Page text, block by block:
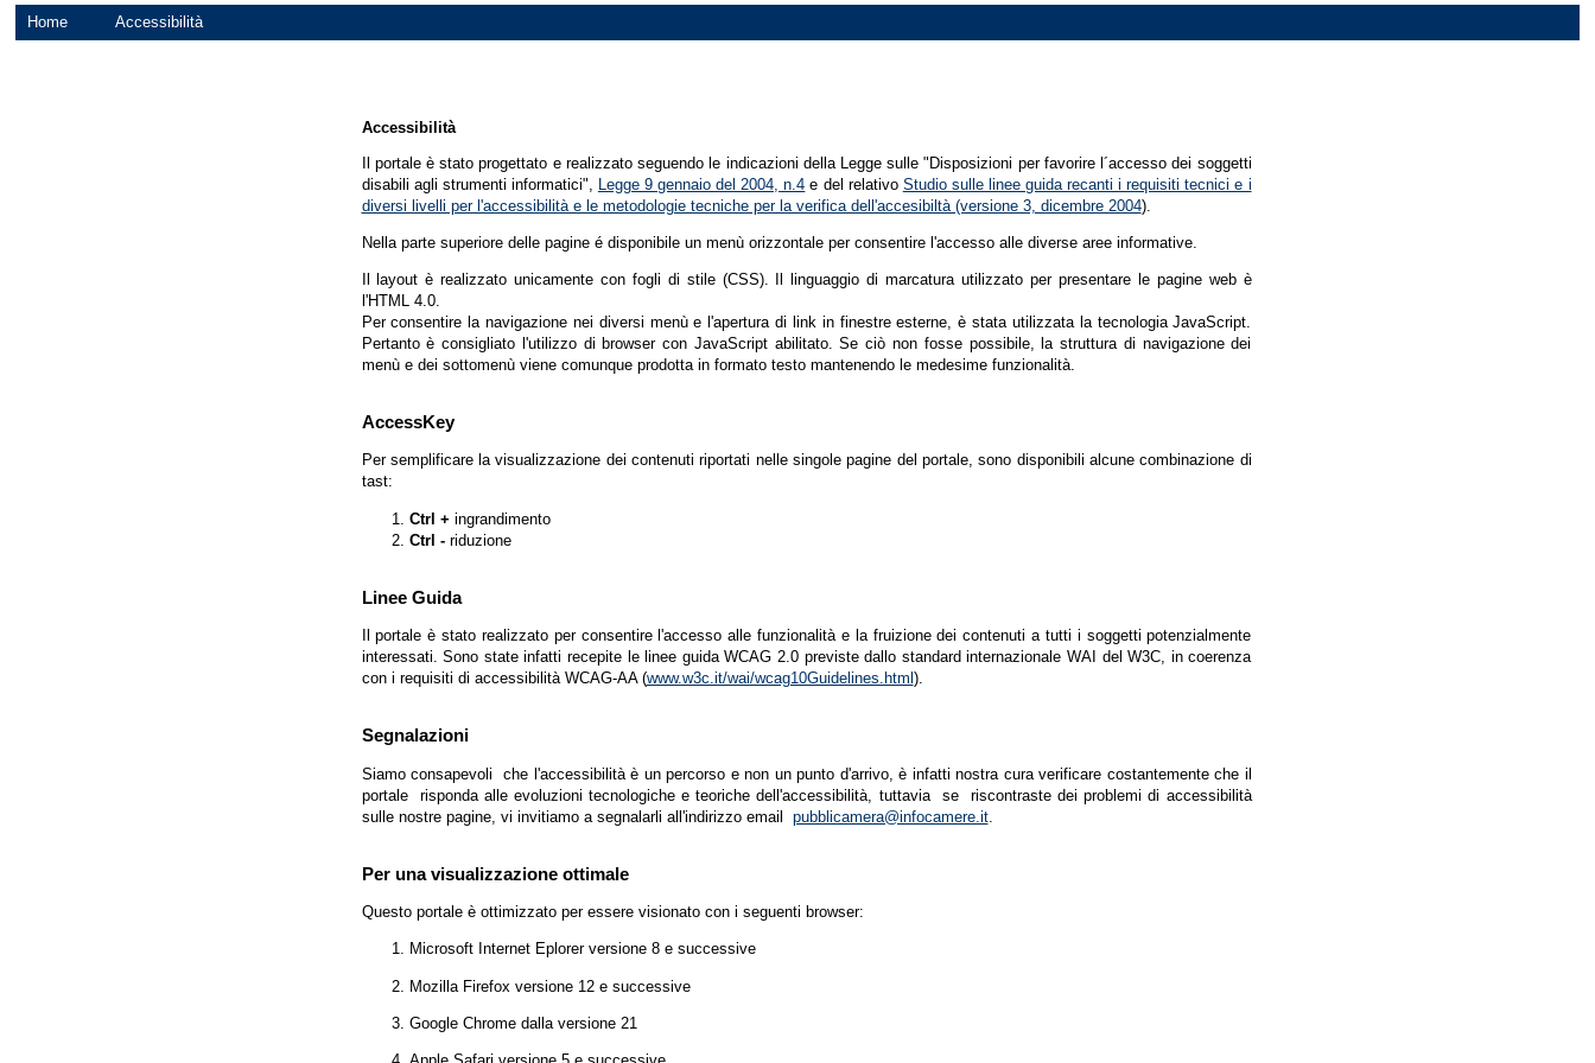
Home Accessibilità
Accessibilità
Il portale è stato progettato e realizzato seguendo le indicazioni della Legge sulle "Disposizioni per favorire l´accesso dei soggetti
disabili agli strumenti informatici", Legge 9 gennaio del 2004, n.4 e del relativo Studio sulle linee guida recanti i requisiti tecnici e i
diversi livelli per l'accessibilità e le metodologie tecniche per la verifica dell'accesibiltà (versione 3, dicembre 2004).
Nella parte superiore delle pagine é disponibile un menù orizzontale per consentire l'accesso alle diverse aree informative.
Il layout è realizzato unicamente con fogli di stile (CSS). Il linguaggio di marcatura utilizzato per presentare le pagine web è
l'HTML 4.0.
Per consentire la navigazione nei diversi menù e l'apertura di link in finestre esterne, è stata utilizzata la tecnologia JavaScript.
Pertanto è consigliato l'utilizzo di browser con JavaScript abilitato. Se ciò non fosse possibile, la struttura di navigazione dei
menù e dei sottomenù viene comunque prodotta in formato testo mantenendo le medesime funzionalità.
AccessKey
Per semplificare la visualizzazione dei contenuti riportati nelle singole pagine del portale, sono disponibili alcune combinazione di
tast:
Ctrl + ingrandimento
Ctrl -riduzione
Linee Guida
Il portale è stato realizzato per consentire l'accesso alle funzionalità e la fruizione dei contenuti a tutti i soggetti potenzialmente
interessati. Sono state infatti recepite le linee guida WCAG 2.0 previste dallo standard internazionale WAI del W3C, in coerenza
con i requisiti di accessibilità WCAG-AA (www.w3c.it/wai/wcag10Guidelines.html ).
Segnalazioni
Siamo consapevoli che l'accessibilità è un percorso e non un punto d'arrivo, è infatti nostra cura verificare costantemente che il
portale risponda alle evoluzioni tecnologiche e teoriche dell'accessibilità, tuttavia se riscontraste dei problemi di accessibilità
sulle nostre pagine, vi invitiamo a segnalarli all'indirizzo email pubblicamera@infocamere.it.
Per una visualizzazione ottimale
Questo portale è ottimizzato per essere visionato con i seguenti browser:
Microsoft Internet Eplorer versione 8 e successive
Mozilla Firefox versione 12 e successive
Google Chrome dalla versione 21